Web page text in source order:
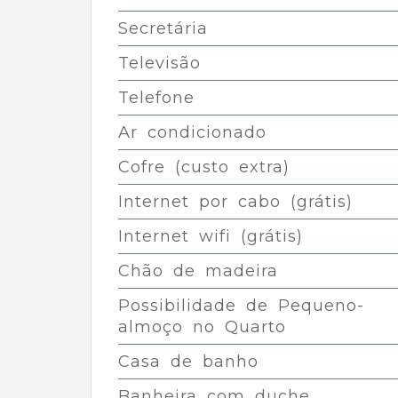
Secretária
Televisão
Telefone
Ar condicionado
Cofre (custo extra)
Internet por cabo (grátis)
Internet wifi (grátis)
Chão de madeira
Possibilidade de Pequeno-
almoço no Quarto
Casa de banho